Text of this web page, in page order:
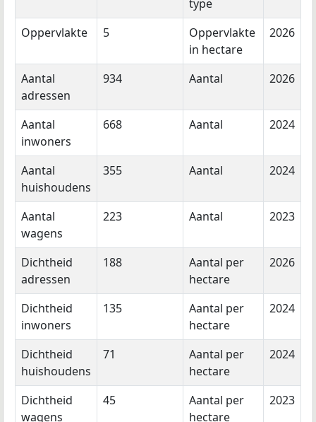
type
Oppervlakte
5
Oppervlakte
in hectare
2026
Aantal
adressen
934 Aantal 2026
Aantal
inwoners
668 Aantal 2024
Aantal
huishoudens
355 Aantal 2024
Aantal
wagens
223 Aantal 2023
Dichtheid
adressen
188
Aantal per
hectare
2026
Dichtheid
inwoners
135
Aantal per
hectare
2024
Dichtheid
huishoudens
71
Aantal per
hectare
2024
Dichtheid
wagens
45
Aantal per
hectare
2023